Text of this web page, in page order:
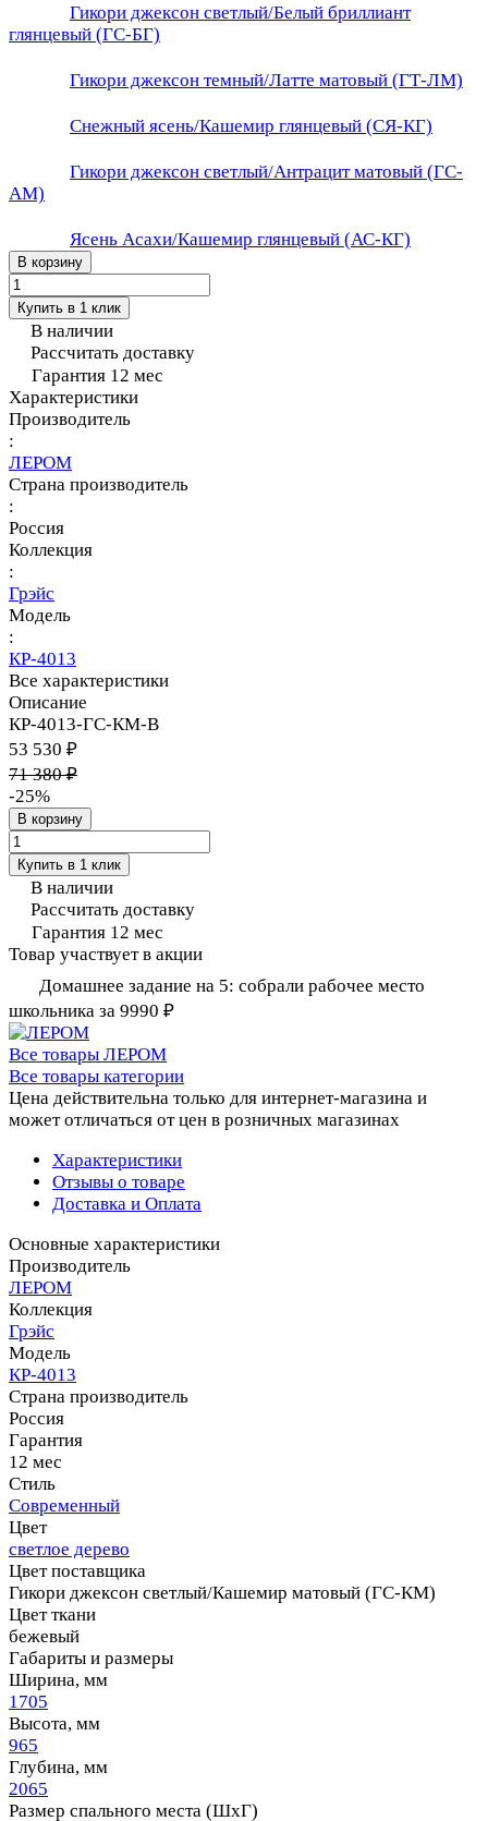
Гикори джексон светлый/Белый бриллиант
глянцевый (ГС-БГ)
Гикори джексон темный/Латте матовый (ГТ-ЛМ)
Снежный ясень/Кашемир глянцевый (СЯ-КГ)
Гикори джексон светлый/Антрацит матовый (ГС-
АМ)
Ясень Асахи/Кашемир глянцевый (АС-КГ)
В корзину
Купить в 1 клик
В наличии
Рассчитать доставку
Гарантия 12 мес
Характеристики
Производитель
:
ЛЕРОМ
Страна производитель
:
Россия
Коллекция
:
Грэйс
Модель
:
КР-4013
Все характеристики
Описание
КР-4013-ГС-КМ-В
53 530 ₽
71 380 ₽
-25%
В корзину
Купить в 1 клик
В наличии
Рассчитать доставку
Гарантия 12 мес
Товар участвует в акции
Домашнее задание на 5: собрали рабочее место
школьника за 9990 ₽
Все товары ЛЕРОМ
Все товары категории
Цена действительна только для интернет-магазина и
может отличаться от цен в розничных магазинах
Характеристики
Отзывы о товаре
Доставка и Оплата
Основные характеристики
Производитель
ЛЕРОМ
Коллекция
Грэйс
Модель
КР-4013
Страна производитель
Россия
Гарантия
12 мес
Стиль
Современный
Цвет
светлое дерево
Цвет поставщика
Гикори джексон светлый/Кашемир матовый (ГС-КМ)
Цвет ткани
бежевый
Габариты и размеры
Ширина, мм
1705
Высота, мм
965
Глубина, мм
2065
Размер спального места (ШхГ)